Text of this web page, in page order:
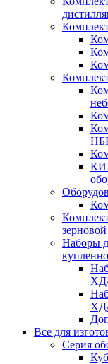
Наборы
Все для
Серия